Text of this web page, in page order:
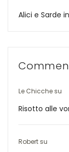
Alici e Sarde
Le Chicche su
Risotto alle
Robert su